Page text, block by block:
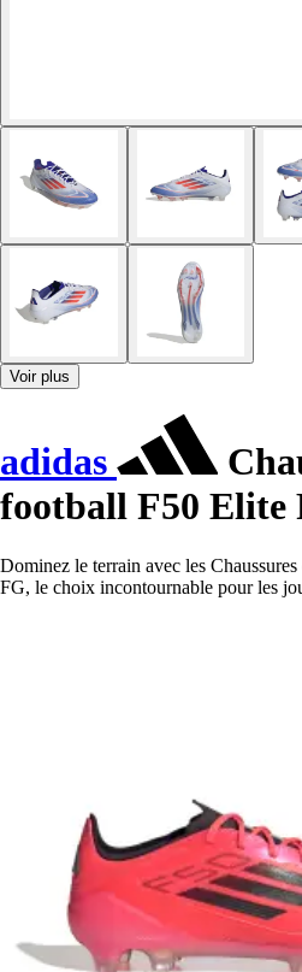
Voir plus
adidas
football F50 Elite
Dominez le terrain avec les
FG, le choix incontournable pour les